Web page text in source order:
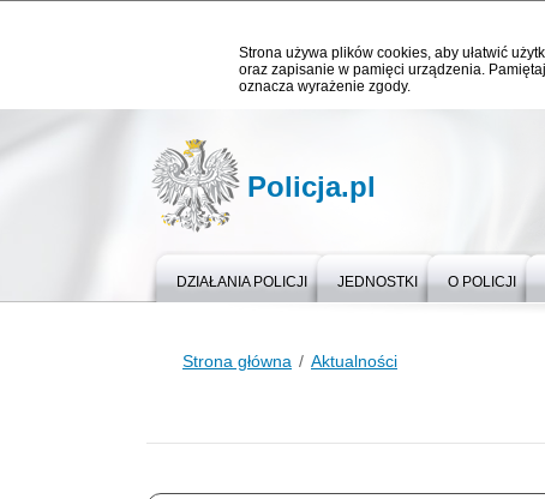
Strona używa plików cookies, aby ułatwić
oraz zapisanie w pamięci urządzenia.
oznacza wyrażenie zgody.
Policja.pl
DZIAŁANIA POLICJI JEDNOSTKI O POLICJI
Strona główna Aktualności